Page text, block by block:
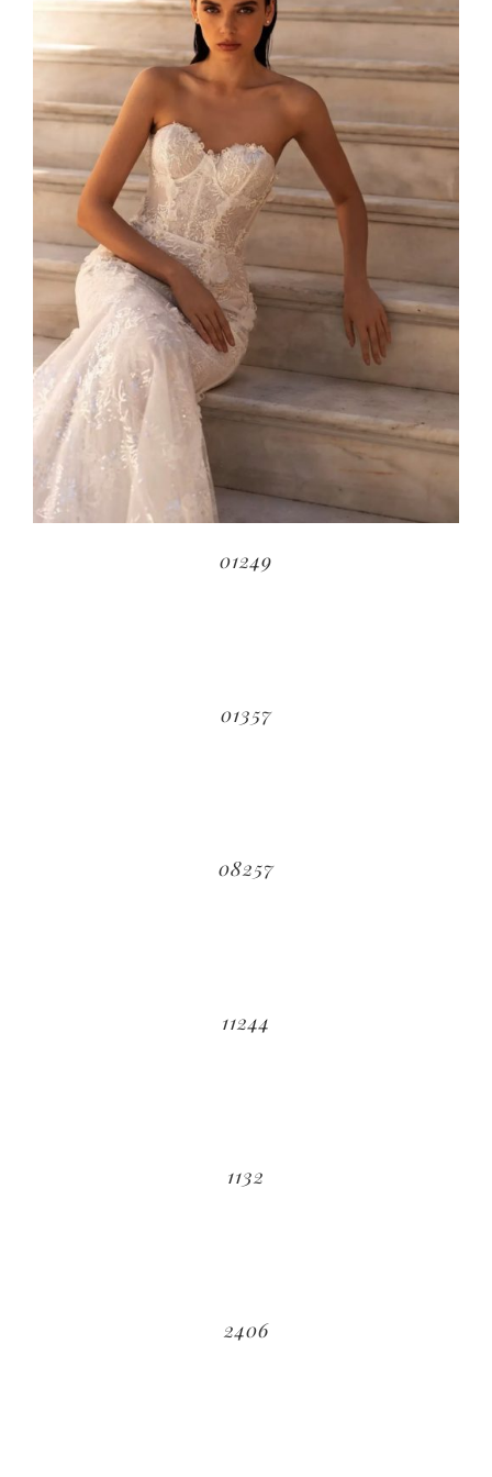
01249
01357
08257
11244
1132
2406